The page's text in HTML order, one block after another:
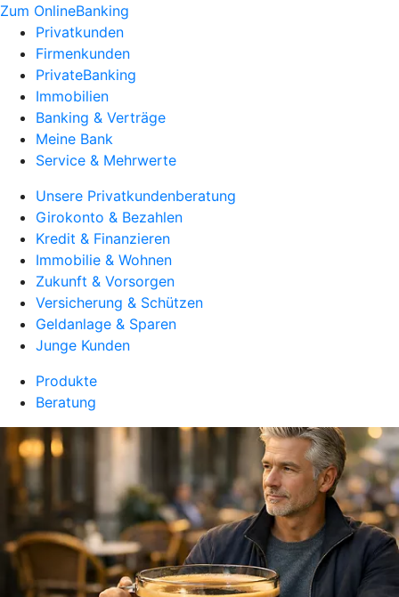
Zum OnlineBanking
Privatkunden
Firmenkunden
PrivateBanking
Immobilien
Banking & Verträge
Meine Bank
Service & Mehrwerte
Unsere Privatkundenberatung
Girokonto & Bezahlen
Kredit & Finanzieren
Immobilie & Wohnen
Zukunft & Vorsorgen
Versicherung & Schützen
Geldanlage & Sparen
Junge Kunden
Produkte
Beratung